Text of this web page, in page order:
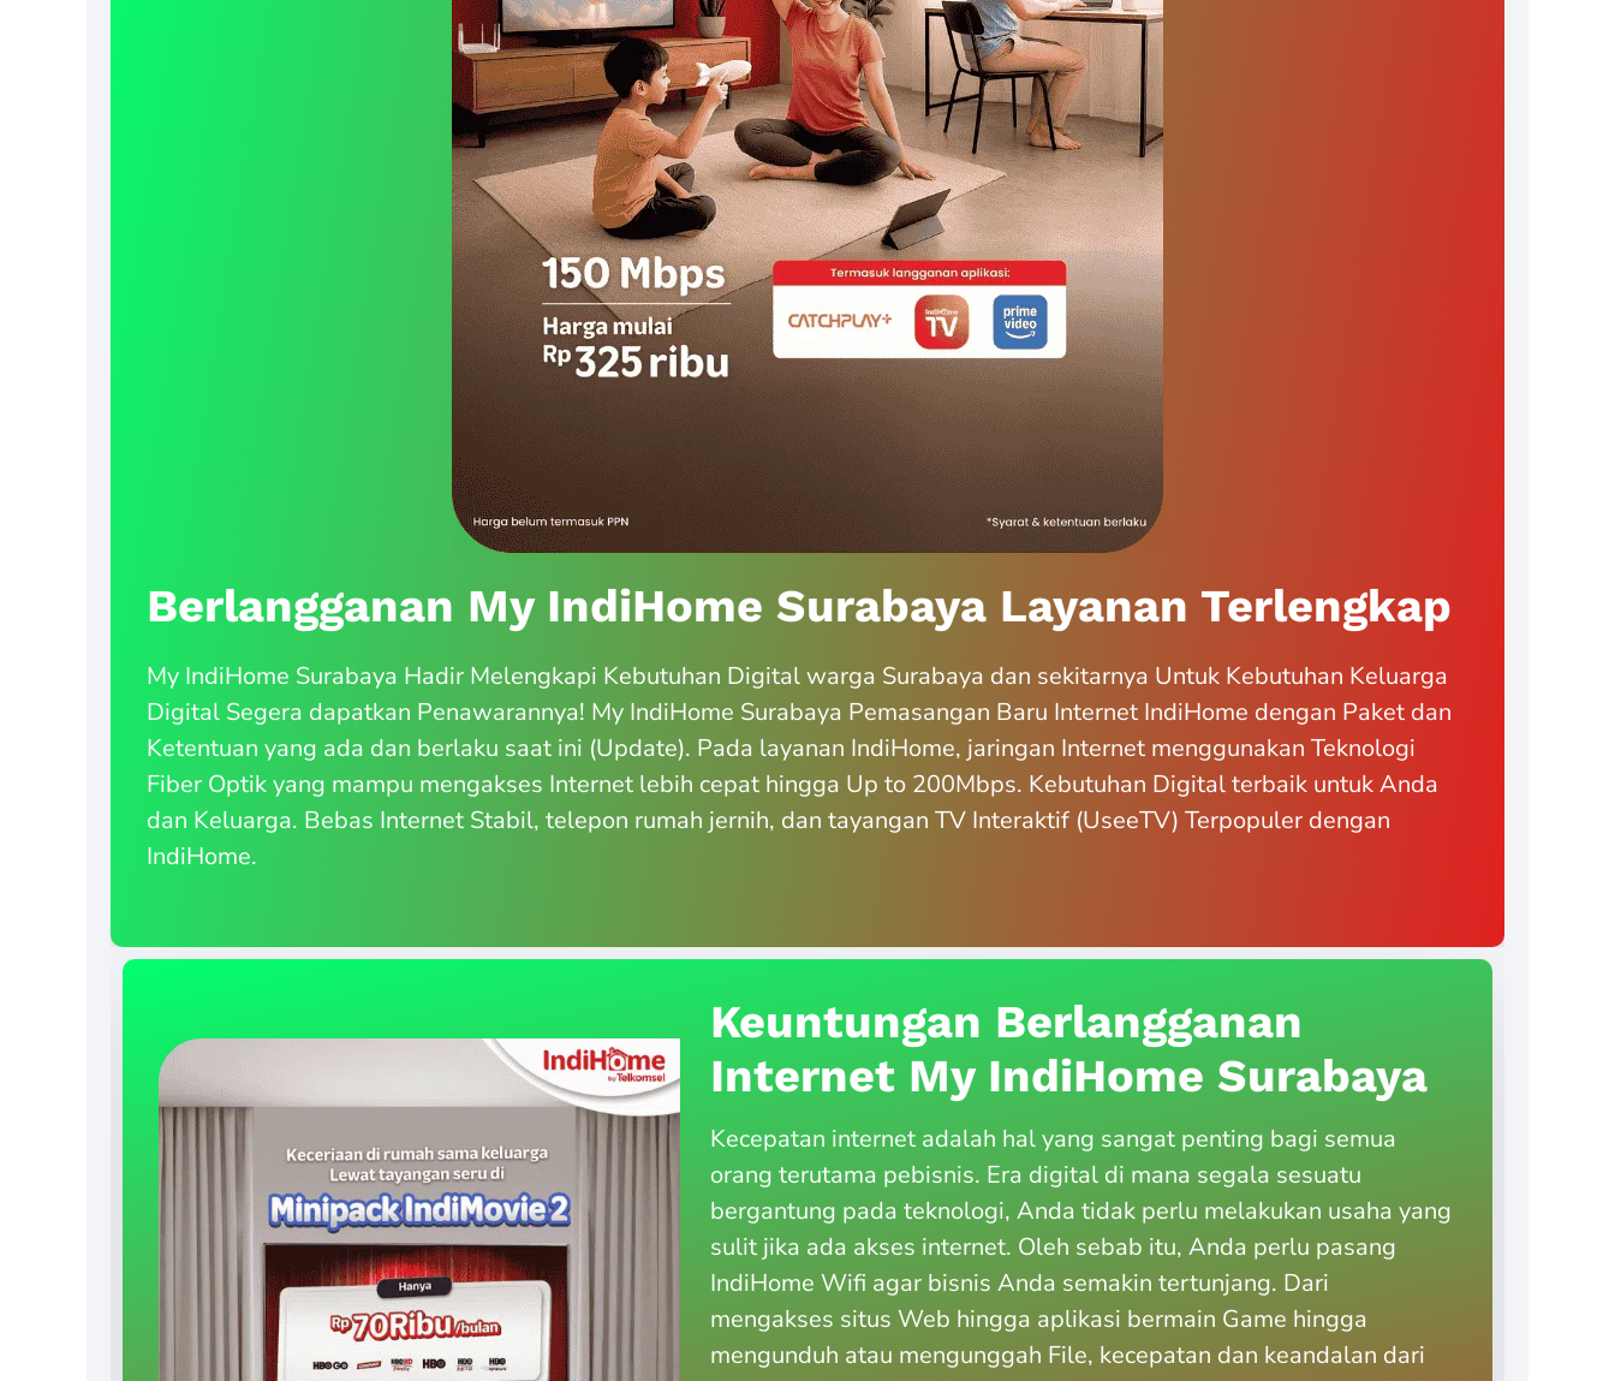
Berlangganan My IndiHome Surabaya Layanan Terlengkap
My IndiHome Surabaya Hadir Melengkapi Kebutuhan Digital warga Surabaya dan sekitarnya Untuk Kebutuhan Keluarga
Digital Segera dapatkan Penawarannya! My IndiHome Surabaya Pemasangan Baru Internet IndiHome dengan Paket dan
Ketentuan yang ada dan berlaku saat ini (Update). Pada layanan IndiHome, jaringan Internet menggunakan Teknologi
Fiber Optik yang mampu mengakses Internet lebih cepat hingga Up to 200Mbps. Kebutuhan Digital terbaik untuk Anda
dan Keluarga. Bebas Internet Stabil, telepon rumah jernih, dan tayangan TV Interaktif (UseeTV) Terpopuler dengan
IndiHome.
Keuntungan Berlangganan
Internet My IndiHome Surabaya
Kecepatan internet adalah hal yang sangat penting bagi semua
orang terutama pebisnis. Era digital di mana segala sesuatu
bergantung pada teknologi, Anda tidak perlu melakukan usaha yang
sulit jika ada akses internet. Oleh sebab itu, Anda perlu pasang
IndiHome Wifi agar bisnis Anda semakin tertunjang. Dari
mengakses situs Web hingga aplikasi bermain Game hingga
mengunduh atau mengunggah File, kecepatan dan keandalan dari